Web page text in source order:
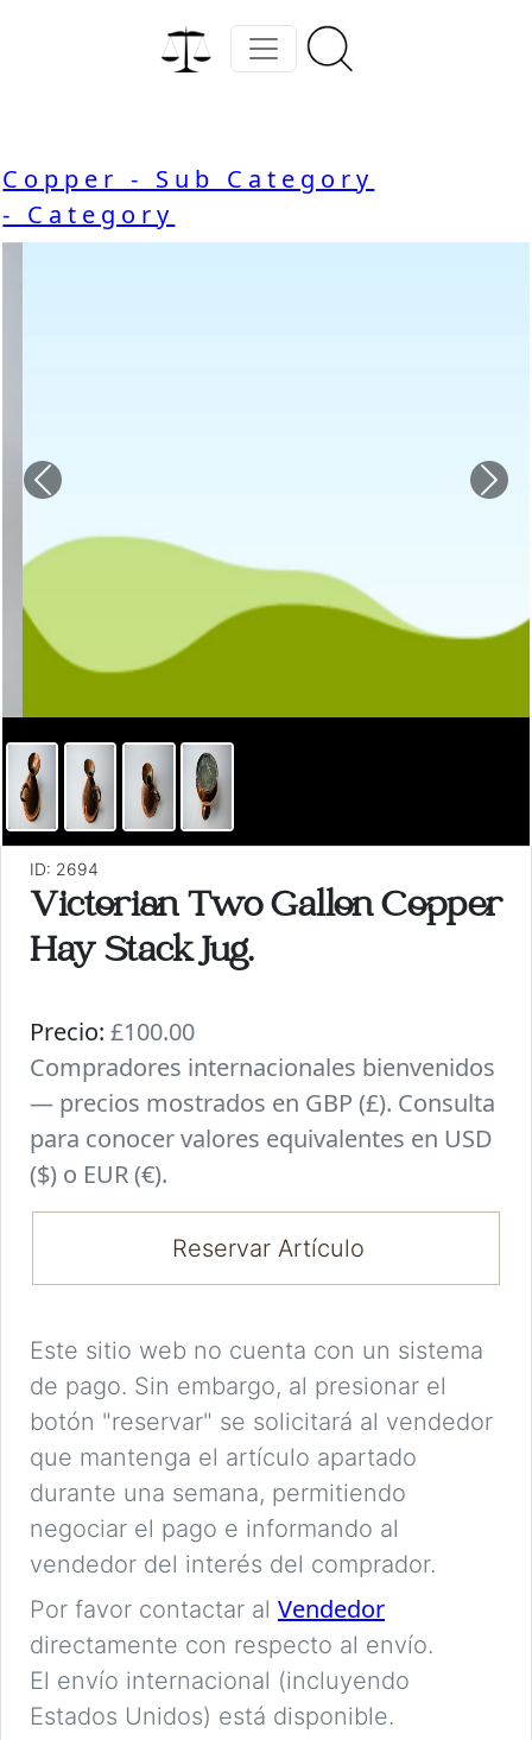
Copper - Sub Category
- Category
Previous
ID: 2694
Victorian Two Gallon Copper
Hay Stack Jug.
Precio: £100.00
Compradores internacionales bienvenidos
— precios mostrados en GBP (£). Consulta
para conocer valores equivalentes en USD
($) o EUR (€).
Reservar Artículo
Este sitio web no cuenta con un sistema
de pago. Sin embargo, al presionar el
botón "reservar" se solicitará al vendedor
que mantenga el artículo apartado
durante una semana, permitiendo
negociar el pago e informando al
vendedor del interés del comprador.
Por favor contactar al Vendedor
directamente con respecto al envío.
El envío internacional (incluyendo
Estados Unidos) está disponible.